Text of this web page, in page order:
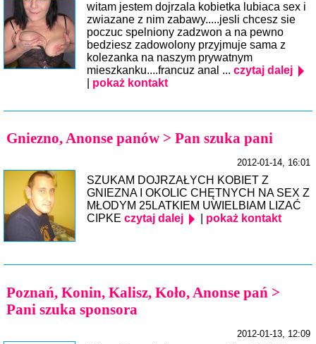
witam jestem dojrzala kobietka lubiaca sex i
zwiazane z nim zabawy.....jesli chcesz sie
poczuc spelniony zadzwon a na pewno
bedziesz zadowolony przyjmuje sama z
kolezanka na naszym prywatnym
mieszkanku....francuz anal ... czytaj dalej
pokaż kontakt
Gniezno, Anonse panów > Pan szuka pani
2012-01-14, 16:01
SZUKAM DOJRZAŁYCH KOBIET Z
GNIEZNA I OKOLIC CHĘTNYCH NA SEX Z
MŁODYM 25LATKIEM UWIELBIAM LIZAĆ
CIPKE czytaj dalej pokaż kontakt
Poznań, Konin, Kalisz, Koło, Anonse pań >
Pani szuka sponsora
2012-01-13, 12:09